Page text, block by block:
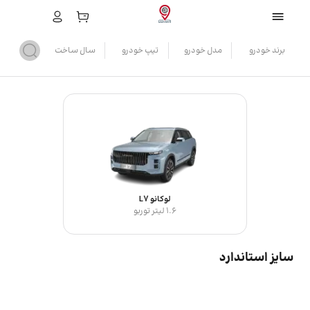
برند خودرو مدل خودرو تیپ خودرو سال ساخت
لوکانو L7
1.6 لیتر توربو
سایز استاندارد